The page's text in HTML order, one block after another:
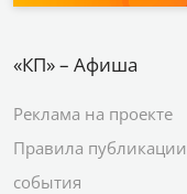
«КП» – Афиша
Реклама на проекте
Правила публикации
события